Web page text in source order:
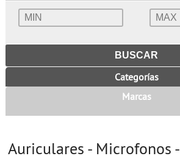
Categorías
Marcas
Auriculares - Microfonos -